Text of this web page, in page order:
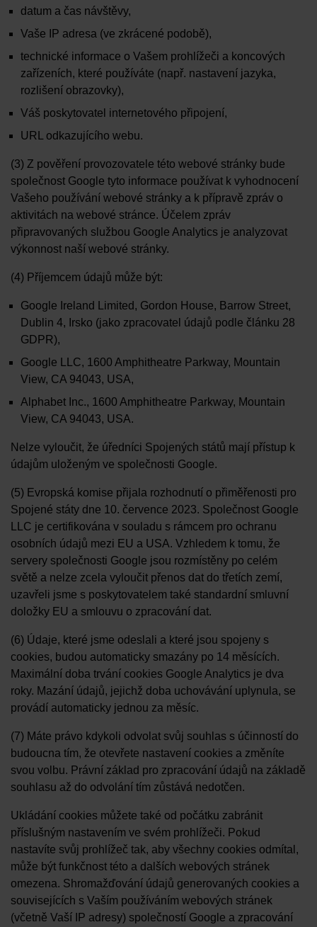
datum a čas návštěvy,
Vaše IP adresa (ve zkrácené podobě),
technické informace o Vašem prohlížeči a koncových
zařízeních, které používáte (např. nastavení jazyka,
rozlišení obrazovky),
Váš poskytovatel internetového připojení,
URL odkazujícího webu.
(3) Z pověření provozovatele této webové stránky bude
společnost Google tyto informace používat k vyhodnocení
Vašeho používání webové stránky a k přípravě zpráv o
aktivitách na webové stránce. Účelem zpráv
připravovaných službou Google Analytics je analyzovat
výkonnost naší webové stránky.
(4) Příjemcem údajů může být:
Google Ireland Limited, Gordon House, Barrow Street,
Dublin 4, Irsko (jako zpracovatel údajů podle článku 28
GDPR),
Google LLC, 1600 Amphitheatre Parkway, Mountain
View, CA 94043, USA,
Alphabet Inc., 1600 Amphitheatre Parkway, Mountain
View, CA 94043, USA.
Nelze vyloučit, že úředníci Spojených států mají přístup k
údajům uloženým ve společnosti Google.
(5) Evropská komise přijala rozhodnutí o přiměřenosti pro
Spojené státy dne 10. července 2023. Společnost Google
LLC je certifikována v souladu s rámcem pro ochranu
osobních údajů mezi EU a USA. Vzhledem k tomu, že
servery společnosti Google jsou rozmístěny po celém
světě a nelze zcela vyloučit přenos dat do třetích zemí,
uzavřeli jsme s poskytovatelem také standardní smluvní
doložky EU a smlouvu o zpracování dat.
(6) Údaje, které jsme odeslali a které jsou spojeny s
cookies, budou automaticky smazány po 14 měsících.
Maximální doba trvání cookies Google Analytics je dva
roky. Mazání údajů, jejichž doba uchovávání uplynula, se
provádí automaticky jednou za měsíc.
(7) Máte právo kdykoli odvolat svůj souhlas s účinností do
budoucna tím, že otevřete nastavení cookies a změníte
svou volbu. Právní základ pro zpracování údajů na základě
souhlasu až do odvolání tím zůstává nedotčen.
Ukládání cookies můžete také od počátku zabránit
příslušným nastavením ve svém prohlížeči. Pokud
nastavíte svůj prohlížeč tak, aby všechny cookies odmítal,
může být funkčnost této a dalších webových stránek
omezena. Shromažďování údajů generovaných cookies a
souvisejících s Vaším používáním webových stránek
(včetně Vaší IP adresy) společností Google a zpracování